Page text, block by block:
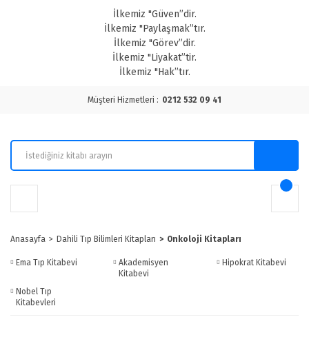
İlkemiz "Güven”dir.
İlkemiz "Paylaşmak”tır.
İlkemiz "Görev”dir.
İlkemiz "Liyakat”tir.
İlkemiz "Hak”tır.
Müşteri Hizmetleri : 0212 532 09 41
Anasayfa Dahili Tıp Bilimleri Kitapları Onkoloji Kitapları
Ema Tıp Kitabevi
Akademisyen
Kitabevi
Hipokrat Kitabevi
Nobel Tıp
Kitabevleri